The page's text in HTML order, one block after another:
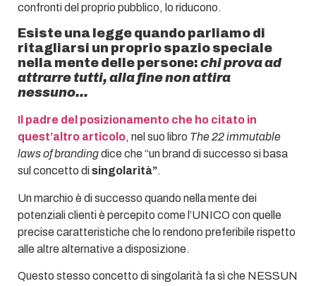
confronti del proprio pubblico, lo riducono.
Esiste una legge quando parliamo di
ritagliarsi un proprio spazio speciale
nella mente delle persone: chi prova ad
attrarre tutti, alla fine non attira
nessuno…
Il padre del posizionamento che ho citato in
quest’altro articolo, nel suo libro The 22 immutable
laws of brandingdice che “un brand di successo si basa
sul concetto disingolarità”.
Un marchio è di successo quando nella mente dei
potenziali clienti è percepito come l’UNICO con quelle
precise caratteristiche che lo rendono preferibile rispetto
alle altre alternative a disposizione.
Questo stesso concetto di singolarità fa sì che NESSUN